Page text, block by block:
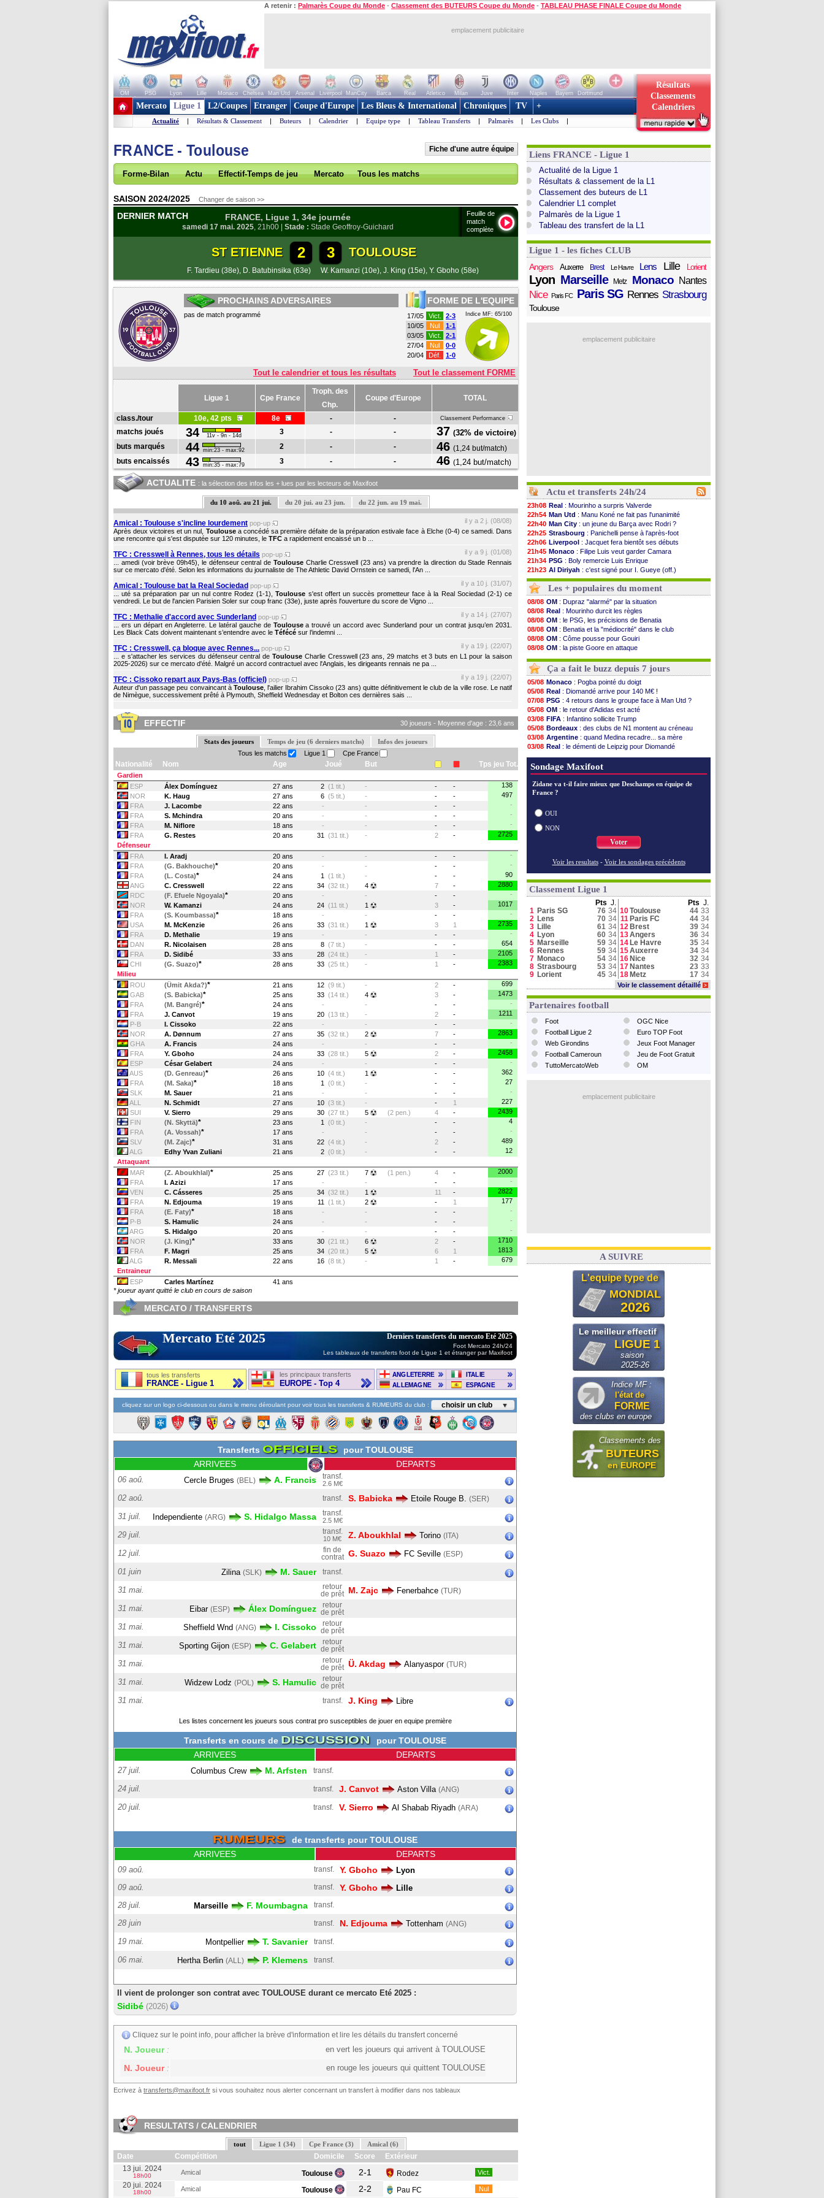
A retenir : Palmarès Coupe du Monde - Classement des BUTEURS Coupe du Monde - TABLEAU PHASE FINALE Coupe du Monde
emplacement publicitaire
OM PSG Lyon Lille Monaco Chelsea Man Utd Arsenal Liverpool ManCity Barca Real Atletico Milan Juve Inter Naples Bayern
Dortmund
+ de clubs
Résultats
Classements
Calendriers
Mercato Ligue 1 L2/Coupes Etranger Coupe d'Europe Les Bleus & International Chroniques TV +
Actualité | Résultats & Classement | Buteurs | Calendrier | Equipe type | Tableau Transferts | Palmarès | Les Clubs |
FRANCE - Toulouse Fiche d'une autre équipe
Forme-Bilan Actu Effectif-Temps de jeu Mercato Tous les matchs
SAISON 2024/2025
Changer de saison >>
Feuille de
match
complète
DERNIER MATCH FRANCE, Ligue 1, 34e journée
samedi 17 mai. 2025, 21h00 | Stade : Stade Geoffroy-Guichard
ST ETIENNE 2 3 TOULOUSE
F. Tardieu (38e), D. Batubinsika (63e) W. Kamanzi (10e), J. King (15e), Y. Gboho (58e)
PROCHAINS ADVERSAIRES
pas de match programmé
FORME DE L'EQUIPE
Indice MF: 65/100
17/05 Vict.
2-3
10/05
Nul
1-1
03/05
Vict.
2-1
27/04
Nul
0-0
20/04
Déf. 1-0
Tout le calendrier et tous les résultats Tout le classement FORME
Ligue 1 Cpe France
Troph. des
Chp.
Coupe d'Europe TOTAL
class./tour 10e, 42 pts 8e - - Classement Performance
matchs joués 34 11v - 9n - 14d 3 - - 37 (32% de victoire)
buts marqués
44 min:23 - max:92 2 - - 46 (1,24 but/match)
buts encaissés
43 min:35 - max:79 3 - - 46 (1,24 but/match)
ACTUALITE : la sélection des infos les + lues par les lecteurs de Maxifoot
du 10 aoû. au 21 jui. du 20 jui. au 23 jun. du 22 jun. au 19 mai.
Amical : Toulouse s'incline lourdement pop-up
il y a 2 j. (08/08)
Après deux victoires et un nul, Toulousea concédé sa première défaite de la préparation estivale face à Elche (0-4) ce samedi. Dans
une rencontre qui s'est disputée sur 120 minutes, le TFC a rapidement encaissé un b ...
TFC : Cresswell à Rennes, tous les détails pop-up
il y a 9 j. (01/08)
... amedi (voir brève 09h45), le défenseur central de ToulouseCharlie Cresswell (23 ans) va prendre la direction du Stade Rennais
sur ce mercato d'été. Selon les informations du journaliste de The Athletic David Ornstein ce samedi, l'An ...
Amical : Toulouse bat la Real Sociedad pop-up
il y a 10 j. (31/07)
... uté sa préparation par un nul contre Rodez (1-1),Toulouse s'est offert un succès prometteur face à la Real Sociedad (2-1) ce
vendredi. Le but de l'ancien Parisien Soler sur coup franc (33e), juste après l'ouverture du score de Vigno ...
TFC : Methalie d'accord avec Sunderland pop-up
il y a 14 j. (27/07)
... ers un départ en Angleterre. Le latéral gauche de Toulousea trouvé un accord avec Sunderland pour un contrat jusqu’en 2031.
Les Black Cats doivent maintenant s’entendre avec le Téfécé sur l’indemni ...
TFC : Cresswell, ça bloque avec Rennes... pop-up
il y a 19 j. (22/07)
... e s'attacher les services du défenseur central deToulouse Charlie Cresswell (23 ans, 29 matchs et 3 buts en L1 pour la saison
2025-2026) sur ce mercato d'été. Malgré un accord contractuel avec l'Anglais, les dirigeants rennais ne pa ...
TFC : Cissoko repart aux Pays-Bas (officiel) pop-up
il y a 19 j. (22/07)
Auteur d'un passage peu convaincant à Toulouse, l'ailier Ibrahim Cissoko (23 ans) quitte définitivement le club de la ville rose. Le natif
de Nimègue, successivement prêté à Plymouth, Sheffield Wednesday et Bolton ces dernières sais ...
EFFECTIF 30 joueurs - Moyenne d'age : 23,6 ans
Stats des joueurs Temps de jeu (6 derniers matchs)
Infos des joueurs
Tous les matchs
Ligue 1 Cpe France
Nationalité Nom Age Joué But Tps jeu Tot.
Gardien
ESP
Álex Domínguez 27 ans 2 (1 tit.) - - -
138
NOR
K. Haug 27 ans 6 (5 tit.) - - -
497
FRA
J. Lacombe 22 ans - - - -
-
FRA
S. Mchindra 20 ans - - - -
-
FRA
M. Niflore 18 ans - - - -
-
FRA
G. Restes 20 ans 31 (31 tit.) - 2 -
2725
Défenseur
FRA
I. Aradj 20 ans - - - -
-
FRA
(G. Bakhouche)* 20 ans - - - -
-
FRA
(L. Costa)* 24 ans 1 (1 tit.) - - -
90
ANG
C. Cresswell 22 ans 34 (32 tit.) 4 7 -
2880
RDC
(F. Efuele Ngoyala)* 20 ans - - - -
-
NOR
W. Kamanzi 24 ans 24 (11 tit.) 1 3 -
1017
FRA
(S. Koumbassa)* 18 ans - - - -
-
USA
M. McKenzie 26 ans 33 (31 tit.) 1 3 1
2735
FRA
D. Methalie 19 ans - - - -
-
DAN
R. Nicolaisen 28 ans 8 (7 tit.) - - -
654
FRA
D. Sidibé 33 ans 28 (24 tit.) - 1 -
2105
CHI
(G. Suazo)* 28 ans 33 (25 tit.) - 1 -
2383
Milieu
ROU
(Ümit Akda?)* 21 ans 12 (9 tit.) - 2 -
699
GAB
(S. Babicka)* 25 ans 33 (14 tit.) 4 3 -
1473
FRA
(M. Bangré)* 24 ans - - - -
-
FRA
J. Canvot 19 ans 20 (13 tit.) - 2 -
1211
P-B
I. Cissoko 22 ans - - - -
-
NOR
A. Dønnum 27 ans 35 (32 tit.) 2 7 -
2863
GHA
A. Francis 24 ans - - - -
-
FRA
Y. Gboho 24 ans 33 (28 tit.) 5 2 -
2458
ESP
César Gelabert 24 ans - - - -
-
AUS
(D. Genreau)* 26 ans 10 (4 tit.) 1 - -
362
FRA
(M. Saka)* 18 ans 1 (0 tit.) - - -
27
SLK
M. Sauer 21 ans - - - -
-
ALL
N. Schmidt 27 ans 10 (3 tit.) - - 1
227
SUI
V. Sierro 29 ans 30 (27 tit.) 5 (2 pen.) 4 -
2439
FIN
(N. Skyttä)* 23 ans 1 (0 tit.) - - -
4
FRA
(A. Vossah)* 17 ans - - - -
-
SLV
(M. Zajc)* 31 ans 22 (4 tit.) - 2 -
489
ALG
Edhy Yvan Zuliani 21 ans 2 (0 tit.) - - -
12
Attaquant
MAR
(Z. Aboukhlal)* 25 ans 27 (23 tit.) 7 (1 pen.) 4 -
2000
FRA
I. Azizi 17 ans - - - -
-
VEN
C. Cásseres 25 ans 34 (32 tit.) 1 11 -
2822
FRA
N. Edjouma 19 ans 11 (1 tit.) 2 - 1
177
FRA
(E. Faty)* 18 ans - - - -
-
P-B
S. Hamulic 24 ans - - - -
-
ARG
S. Hidalgo 20 ans - - - -
-
NOR
(J. King)* 33 ans 30 (21 tit.) 6 2 -
1710
FRA
F. Magri 25 ans 34 (20 tit.) 5 6 1
1813
ALG
R. Messali 22 ans 16 (8 tit.) - 1 -
679
Entraineur
ESP
Carles Martínez
41 ans
* joueur ayant quitté le club en cours de saison
MERCATO / TRANSFERTS
Mercato Eté 2025 Derniers transferts du mercato Eté 2025
Foot Mercato 24h/24
Les tableaux de transferts foot de Ligue 1 et étranger par Maxifoot
tous les transferts
FRANCE - Ligue 1
les principaux transferts
EUROPE - Top 4
ANGLETERRE
ITALIE
ALLEMAGNE
ESPAGNE
cliquez sur un logo ci-dessous ou dans le menu déroulant pour voir tous les transferts & RUMEURS du club : choisir un club ▼
Transferts OFFICIELS
pour TOULOUSE
ARRIVEES
DEPARTS
06 aoû. Cercle Bruges (BEL) A. Francis transf.
2.6 M€
02 aoû. transf. S. Babicka Etoile Rouge B. (SER)
31 juil. Independiente (ARG) S. Hidalgo Massa transf.
2.5 M€
29 juil. transf.
10 M€ Z. Aboukhlal Torino (ITA)
12 juil.
fin de
contrat G. Suazo FC Seville (ESP)
01 juin Zilina (SLK) M. Sauer transf.
31 mai.
retour
de prêt M. Zajc Fenerbahce (TUR)
31 mai. Eibar (ESP) Álex Domínguez
retour
de prêt
31 mai. Sheffield Wnd (ANG) I. Cissoko
retour
de prêt
31 mai. Sporting Gijon (ESP) C. Gelabert
retour
de prêt
31 mai.
retour
de prêt Ü. Akdag Alanyaspor (TUR)
31 mai. Widzew Lodz (POL) S. Hamulic
retour
de prêt
31 mai. transf. J. King Libre
Les listes concernent les joueurs sous contrat pro susceptibles de jouer en equipe première
Transferts en cours de DISCUSSION
pour TOULOUSE
ARRIVEES
DEPARTS
27 juil. Columbus Crew M. Arfsten transf.
24 juil. transf. J. Canvot Aston Villa (ANG)
20 juil. transf. V. Sierro Al Shabab Riyadh (ARA)
RUMEURS
de transferts pour TOULOUSE
ARRIVEES
DEPARTS
09 aoû. transf. Y. Gboho
Lyon
09 aoû.
transf. Y. Gboho
Lille
28 juil.
Marseille F. Moumbagna transf.
28 juin transf. N. Edjouma Tottenham (ANG)
19 mai. Montpellier T. Savanier transf.
06 mai. Hertha Berlin (ALL) P. Klemens transf.
Il vient de prolonger son contrat avec TOULOUSE durant ce mercato Eté 2025 :
Sidibé (2026)
Cliquez sur le point info, pour afficher la brève d'information et lire les détails du transfert concerné
N. Joueur: en vert les joueurs qui arrivent à TOULOUSE
N. Joueur: en rouge les joueurs qui quittent TOULOUSE
Ecrivez à transferts@maxifoot.fr si vous souhaitez nous alerter concernant un transfert à modifier dans nos tableaux
RESULTATS / CALENDRIER
tout Ligue 1 (34) Cpe France (3) Amical (6)
Date Compétition Domicile Score
Extérieur
13 jui. 2024
18h00 Amical Toulouse 2-1 Rodez Vict.
20 jui. 2024
18h00 Amical Toulouse 2-2 Pau FC Nul
Liens FRANCE - Ligue 1
Actualité de la Ligue 1
Résultats & classement de la L1
Classement des buteurs de L1
Calendrier L1 complet
Palmarès de la Ligue 1
Tableau des transfert de la L1
Ligue 1 - les fiches CLUB
Angers
Auxerre Brest Le Havre Lens Lille Lorient
Lyon Marseille Metz Monaco Nantes
Nice Paris FC Paris SG Rennes Strasbourg
Toulouse
emplacement publicitaire
Actu et transferts 24h/24
23h08 Real : Mourinho a surpris Valverde
22h54 Man Utd : Manu Koné ne fait pas l'unanimité
22h40 Man City : un jeune du Barça avec Rodri ?
22h25 Strasbourg : Panichelli pense à l'après-foot
22h06 Liverpool : Jacquet fera bientôt ses débuts
21h45 Monaco : Filipe Luis veut garder Camara
21h34 PSG : Boly remercie Luis Enrique
21h23 Al Diriyah : c'est signé pour I. Gueye (off.)
21h12 Barça: Rodri, c'est quasiment bouclé
21h00
OM: la satisfaction de Genesio
20h52 Real: Endrick pose ses conditions
20h35
Nice: Pantaloni inquiet pour Abergel
20h19
Milan: Athekame va être prêté à l'OL
20h07
Arsenal: des nouvelles de Saliba
19h47
PSG: Digne évoque ses retrouvailles
19h26
Amical: Marseille 3-1 Athletic (fini)
19h21
Chelsea: Chalobah à Côme pour 36 M€ ...
19h07 PSG: Digne jusqu'en 2029 (officiel)
18h58
Man Utd: Rashford vers une réintégration
18h36
PSG: Godts avoue des discussions
18h07
PSG : le CUP boycotte le Trophée des ...
17h58
Real : Mourinho réclame encore un milieu
17h43
Nice: Villarreal pense à Boudaoui
17h24
Amical: Monaco renverse Liverpool à Anfield
Voir les brèves précédentes
Les + populaires du moment
08/08 OM : Dupraz "alarmé" par la situation
08/08 Real : Mourinho durcit les règles
08/08 OM : le PSG, les précisions de Benatia
08/08 OM : Benatia et la "médiocrité" dans le club
08/08 OM : Côme pousse pour Gouiri
08/08 OM : la piste Goore en attaque
08/08
OM : le jour où tout a basculé pour Benatia
Ça a fait le buzz depuis 7 jours
05/08 Monaco : Pogba pointé du doigt
05/08 Real : Diomandé arrive pour 140 M€ !
07/08 PSG : 4 retours dans le groupe face à Man Utd ?
05/08 OM : le retour d'Adidas est acté
03/08 FIFA : Infantino sollicite Trump
05/08 Bordeaux : des clubs de N1 montent au créneau
03/08 Argentine : quand Medina recadre... sa mère
03/08 Real : le démenti de Leipzig pour Diomandé
03/08 OM: Paixão attire un 2e club anglais
Sondage Maxifoot
Zidane va t-il faire mieux que Deschamps en équipe de
France ?
OUI
NON
Voter
Voir les resultats - Voir les sondages précédents
Classement Ligue 1
Pts J. Pts J.
1 Paris SG 76 34 10Toulouse 44 33
2 Lens 70 34 11 Paris FC 44 34
3 Lille 61 34 12 Brest 39 34
4 Lyon 60 34 13Angers 36 34
5 Marseille 59 34 14 Le Havre 35 34
6 Rennes 59 34 15Auxerre 34 34
7 Monaco 54 34 16 Nice 32 34
8 Strasbourg 53 34 17 Nantes 23 33
9 Lorient 45 34 18 Metz 17 34
Voir le classement détaillé >
Partenaires football
Foot
Football Ligue 2
Web Girondins
Football Cameroun
TuttoMercatoWeb
OGC Nice
Euro TOP Foot
Jeux Foot Manager
Jeu de Foot Gratuit
OM
emplacement publicitaire
A SUIVRE
L'equipe type de
MONDIAL
2026
Le meilleur effectif
LIGUE 1
saison
2025-26
Indice MF :
l'état de
FORME
des clubs en europe
Classements des
BUTEURS
en EUROPE